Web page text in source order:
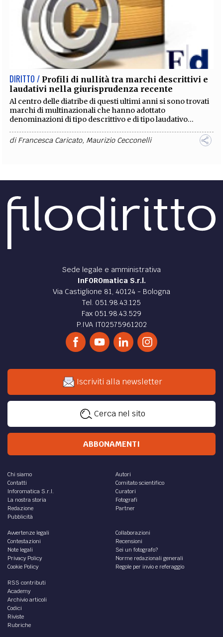
DIRITTO / Profili di nullità tra marchi descrittivi e
laudativi nella giurisprudenza recente
Al centro delle diatribe di questi ultimi anni si sono trovati
marchi di multinazionali che hanno adottato
denominazioni di tipo descrittivo e di tipo laudativo...
diFrancesca Caricato, Maurizio Cecconelli
Sede legale e amministrativa
InFOROmatica S.r.l.
Via Castiglione 81, 40124 - Bologna
Tel. 051.98.43.125
Fax 051.98.43.529
P.IVA IT02575961202
Iscriviti alla newsletter
Cerca nel sito
ABBONAMENTI
Chi siamo
Contatti
Inforomatica S.r.l.
La nostra storia
Redazione
Pubblicità
Autori
Comitato scientifico
Curatori
Fotografi
Partner
Avvertenze legali
Contestazioni
Note legali
Privacy Policy
Cookie Policy
Collaborazioni
Recensioni
Sei un fotografo?
Norme redazionali generali
Regole per invio e referaggio
RSS contributi
Academy
Archivio articoli
Codici
Riviste
Rubriche